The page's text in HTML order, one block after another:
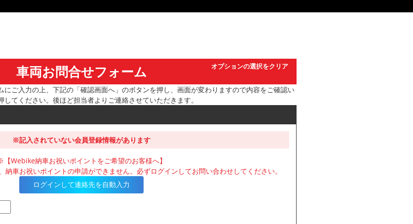
車両お問合せフォーム
ご入力の上、下記の「確認画面へ」のボタンを押し、画面が変わりますので内容をご確認い
てください。後ほど担当者よりご連絡させていただきます。
※記入されていない会員登録情報があります
【Webike納車お祝いポイントをご希望のお客様へ】
納車お祝いポイントの申請ができません。必ずログインしてお問い合わせしてください。
ログインして連絡先を自動入力
オプションの選択をクリア